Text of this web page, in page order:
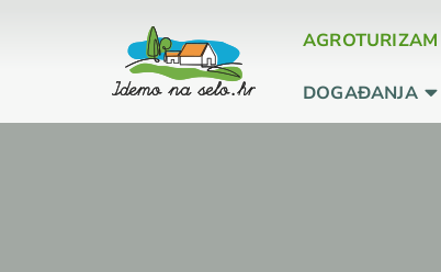
AGROTURIZAM
DOGAĐANJA